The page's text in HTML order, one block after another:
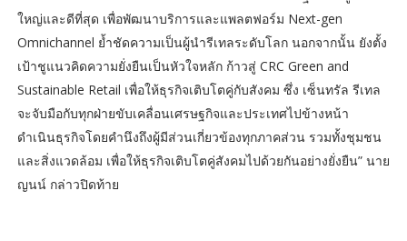
ใหญ่และดีที่สุด เพื่อพัฒนาบริการและแพลตฟอร์ม Next-gen
Omnichannel ย้ำชัดความเป็นผู้นำรีเทลระดับโลก นอกจากนั้น ยังตั้ง
เป้าชูแนวคิดความยั่งยืนเป็นหัวใจหลัก ก้าวสู่ CRC Green and
Sustainable Retail เพื่อให้ธุรกิจเติบโตคู่กับสังคม ซึ่ง เซ็นทรัล รีเทล
จะจับมือกับทุกฝ่ายขับเคลื่อนเศรษฐกิจและประเทศไปข้างหน้า
ดำเนินธุรกิจโดยคำนึงถึงผู้มีส่วนเกี่ยวข้องทุกภาคส่วน รวมทั้งชุมชน
และสิ่งแวดล้อม เพื่อให้ธุรกิจเติบโตคู่สังคมไปด้วยกันอย่างยั่งยืน” นาย
ญนน์ กล่าวปิดท้าย